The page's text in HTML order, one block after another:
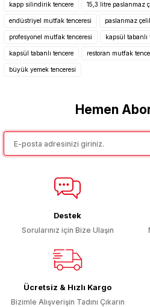
Görüş ve önerileriniz için teşekkür
Ürün resmi kalitesiz, bozuk veya
Ürün açıklamasında eksik bilgiler
Ürün bilgilerinde hatalar bulunuyor.
Bu ürüne benzer farklı alternatifler
kapp silindirik tencere
15,3 litre paslanmaz
endüstriyel mutfak tenceresi paslanmaz
profesyonel mutfak tenceresi kapsül tabanlı
kapsül tabanlı tencere restoran mutfak
büyük yemek tenceresi
Hemen
Destek
Sorularınız için Bize Ulaşın
Ücretsiz & Hızlı Kargo
Bizimle Alışverişin Tadını Çıkarın